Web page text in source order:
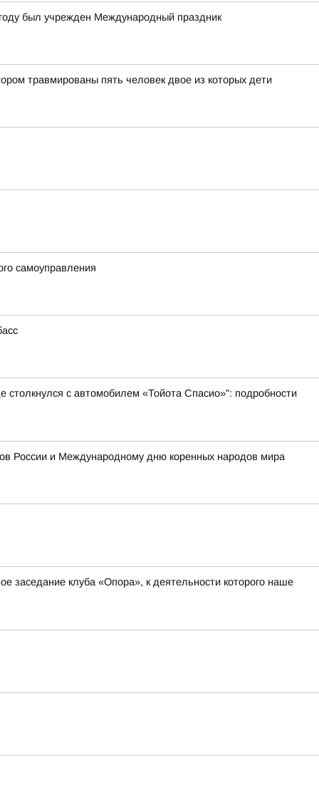
был учрежден Международный праздник
травмированы пять человек двое из которых дети
самоуправления
столкнулся с автомобилем «Тойота Спасио»": подробности
России и Международному дню коренных народов мира
заседание клуба «Опора», к деятельности которого наше